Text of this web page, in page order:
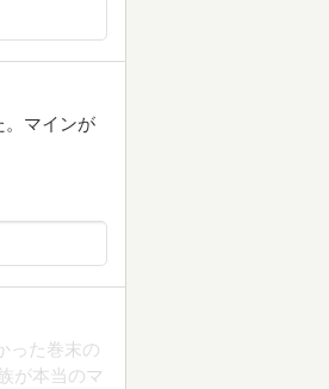
。マインが
った巻末の
が本当のマ